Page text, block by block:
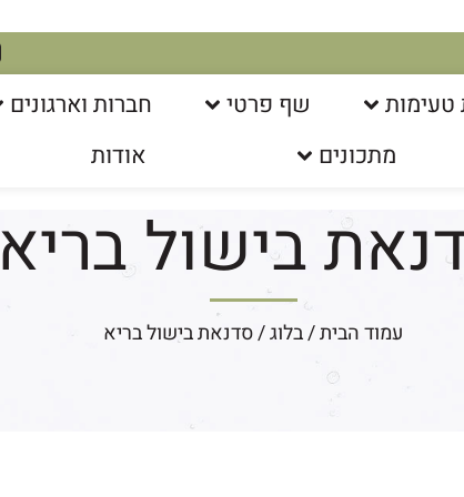
טעימות שף פרטי חברות וארגונים
מתכונים אודות
בישול בריא
עמוד הבית/בלוג/ סדנאת בישול בריא